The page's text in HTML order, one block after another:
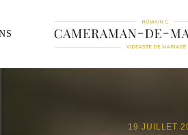
19 JUILLET